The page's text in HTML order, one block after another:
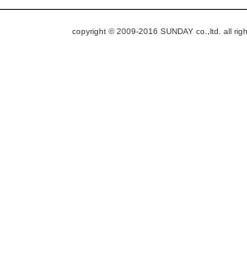
copyright © 2009-2016 SUNDAY co.,ltd. all